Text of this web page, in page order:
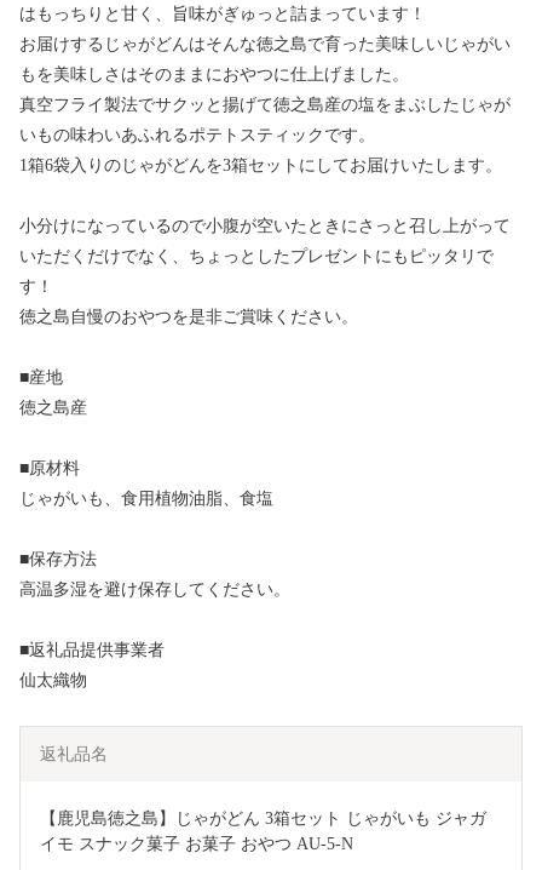
はもっちりと甘く、旨味がぎゅっと詰まっています！
お届けするじゃがどんはそんな徳之島で育った美味しいじゃがい
もを美味しさはそのままにおやつに仕上げました。
真空フライ製法でサクッと揚げて徳之島産の塩をまぶしたじゃが
いもの味わいあふれるポテトスティックです。
1箱6袋入りのじゃがどんを3箱セットにしてお届けいたします。
小分けになっているので小腹が空いたときにさっと召し上がって
いただくだけでなく、ちょっとしたプレゼントにもピッタリで
す！
徳之島自慢のおやつを是非ご賞味ください。
■産地
徳之島産
■原材料
じゃがいも、食用植物油脂、食塩
■保存方法
高温多湿を避け保存してください。
■返礼品提供事業者
仙太織物
返礼品名
【鹿児島徳之島】じゃがどん 3箱セット じゃがいも ジャガ
イモ スナック菓子 お菓子 おやつ AU-5-N